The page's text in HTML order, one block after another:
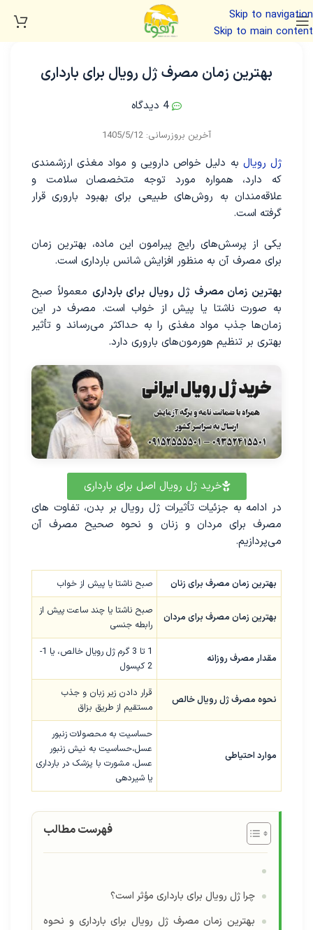
Skip to navigation
Skip to main content
بهترین زمان مصرف ژل رویال برای بارداری
4 دیدگاه
ژل رویال به دلیل خواص دارویی و مواد مغذی ارزشمندی
که دارد، همواره مورد توجه متخصصان سلامت و
علاقه‌مندان به روش‌های طبیعی برای بهبود باروری قرار
گرفته است.
یکی از پرسش‌های رایج پیرامون این ماده، بهترین زمان
برای مصرف آن به منظور افزایش شانس بارداری است.
بهترین زمان مصرف ژل رویال برای بارداری معمولاً صبح
به صورت ناشتا یا پیش از خواب است. مصرف در این
زمان‌ها جذب مواد مغذی را به حداکثر می‌رساند و تأثیر
بهتری بر تنظیم هورمون‌های باروری دارد.
خرید ژل رویال اصل برای بارداری
در ادامه به جزئیات تأثیرات ژل رویال بر بدن، تفاوت های
مصرف برای مردان و زنان و نحوه صحیح مصرف آن
می‌پردازیم.
بهترین زمان مصرف برای زنان صبح ناشتا یا پیش از خواب
بهترین زمان مصرف برای مردان
صبح ناشتا یا چند ساعت پیش از
رابطه جنسی
مقدار مصرف روزانه
1 تا 3 گرم ژل رویال خالص، یا 1-
2 کپسول
نحوه مصرف ژل رویال خالص
قرار دادن زیر زبان و جذب
مستقیم از طریق بزاق
موارد احتیاطی
حساسیت به محصولات زنبور
عسل،حساسیت به نیش زنبور
عسل، مشورت با پزشک در بارداری
یا شیردهی
فهرست مطالب
چرا ژل رویال برای بارداری مؤثر است؟
بهترین زمان مصرف ژل رویال برای بارداری و نحوه